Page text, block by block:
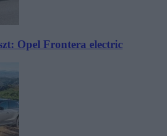
Opel Frontera electric